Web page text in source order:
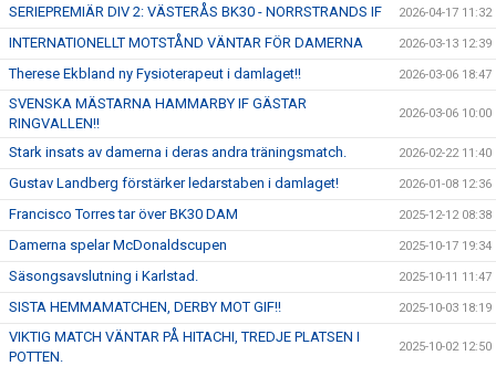
SERIEPREMIÄR DIV 2: VÄSTERÅS BK30 - NORRSTRANDS IF 2026-04-17 11:32
INTERNATIONELLT MOTSTÅND VÄNTAR FÖR DAMERNA 2026-03-13 12:39
Therese Ekbland ny Fysioterapeut i damlaget!! 2026-03-06 18:47
SVENSKA MÄSTARNA HAMMARBY IF GÄSTAR
RINGVALLEN!!
2026-03-06 10:00
Stark insats av damerna i deras andra träningsmatch. 2026-02-22 11:40
Gustav Landberg förstärker ledarstaben i damlaget! 2026-01-08 12:36
Francisco Torres tar över BK30 DAM 2025-12-12 08:38
Damerna spelar McDonaldscupen 2025-10-17 19:34
Säsongsavslutning i Karlstad. 2025-10-11 11:47
SISTA HEMMAMATCHEN, DERBY MOT GIF!! 2025-10-03 18:19
VIKTIG MATCH VÄNTAR PÅ HITACHI, TREDJE PLATSEN I
POTTEN.
2025-10-02 12:50